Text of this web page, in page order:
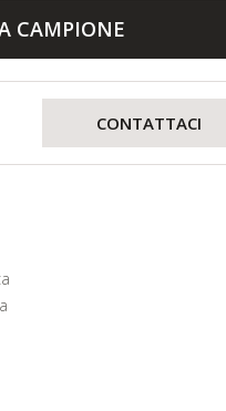
CAMPIONE
CONTATTACI